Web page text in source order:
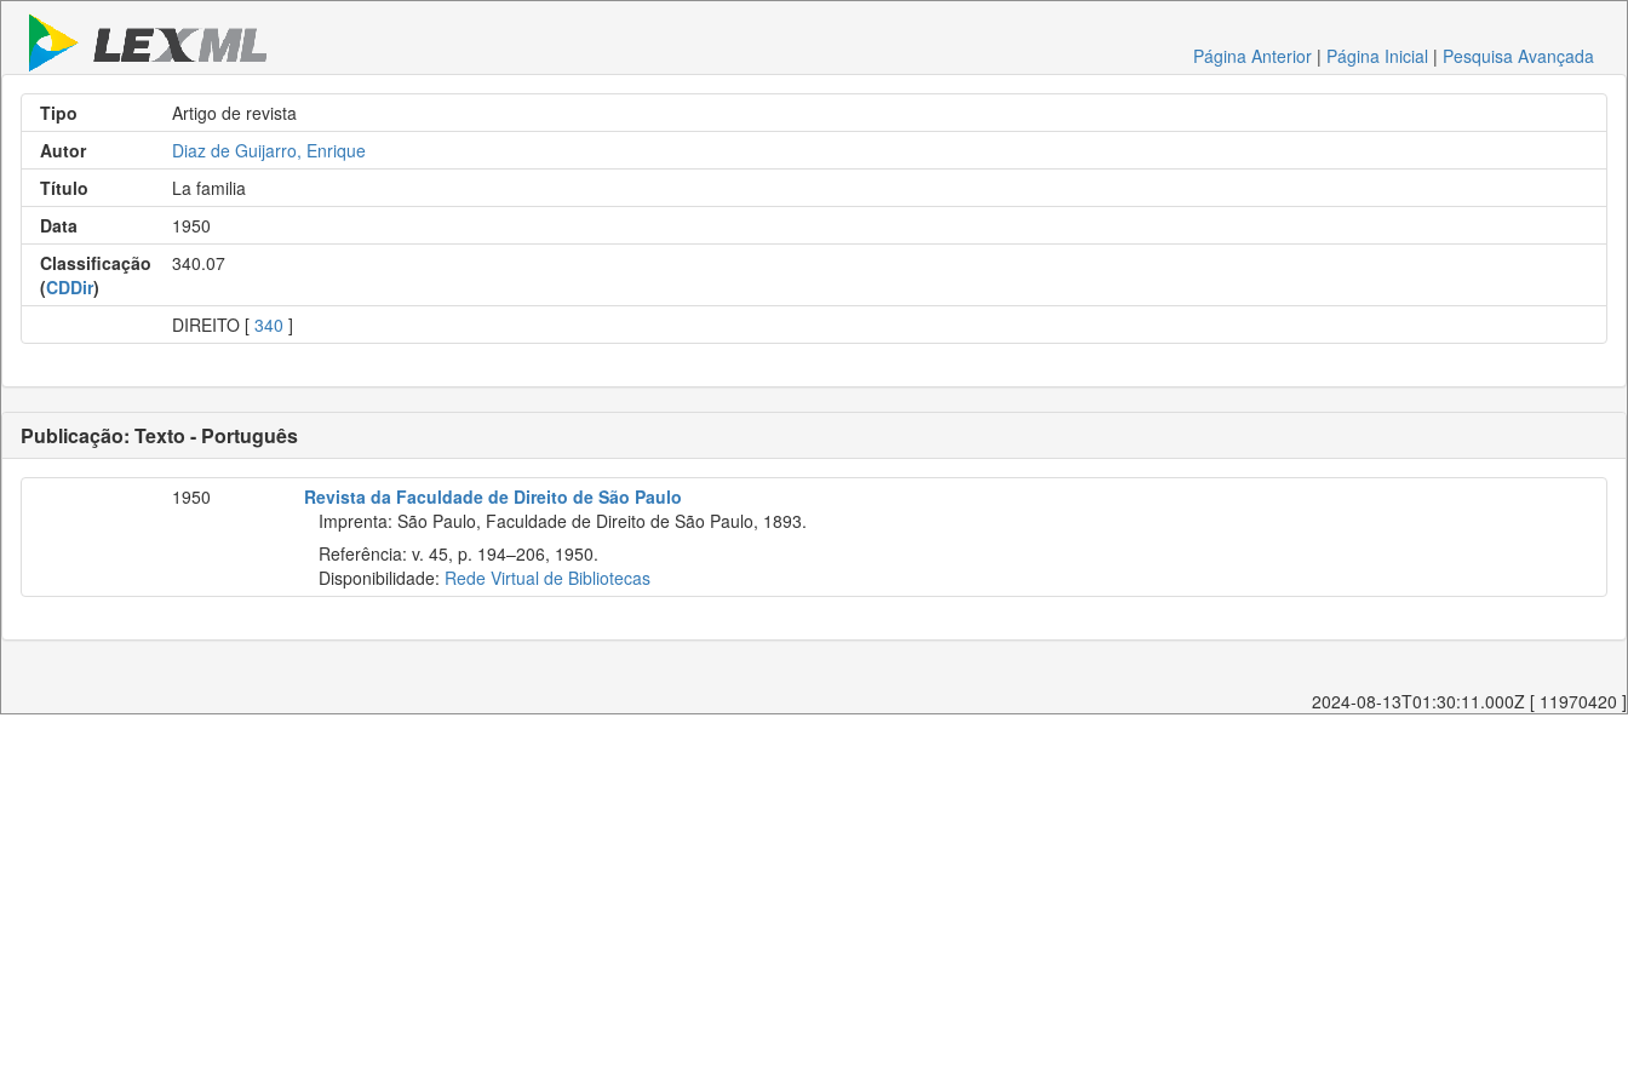
Página Anterior | Página Inicial | Pesquisa Avançada
Tipo
Artigo de revista
Autor
Diaz de Guijarro, Enrique
Título
La familia
Data
1950
Classificação
(CDDir)
340.07
DIREITO [ 340 ]
Publicação: Texto - Português
1950
Revista da Faculdade de Direito de São Paulo
Imprenta: São Paulo, Faculdade de Direito de São Paulo, 1893.
Referência: v. 45, p. 194–206, 1950.
Disponibilidade: Rede Virtual de Bibliotecas
2024-08-13T01:30:11.000Z [ 11970420 ]